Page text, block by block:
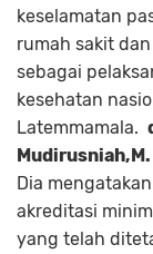
keselamatan
rumah sakit
sebagai
kesehatan
Latemmamala.
Mudirusniah,M.
Dia
akreditasi
yang telah